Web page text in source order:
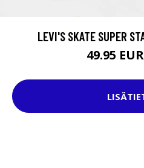
LEVI'S SKATE SUPER
49.95 EUR